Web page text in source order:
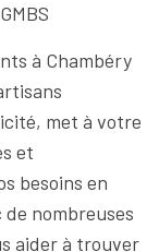
à Chambéry
met à votre
et
besoins en
nombreuses
aider à trouver